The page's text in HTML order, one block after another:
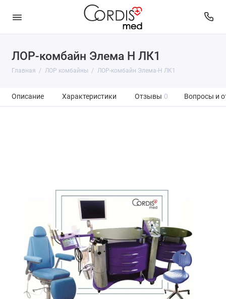
ЛОР-комбайн Элема Н ЛК1
Главная ЛОР комбайны ЛОР-комбайн Элема-Н ЛК1
Описание Характеристики Отзывы 0 Вопросы и